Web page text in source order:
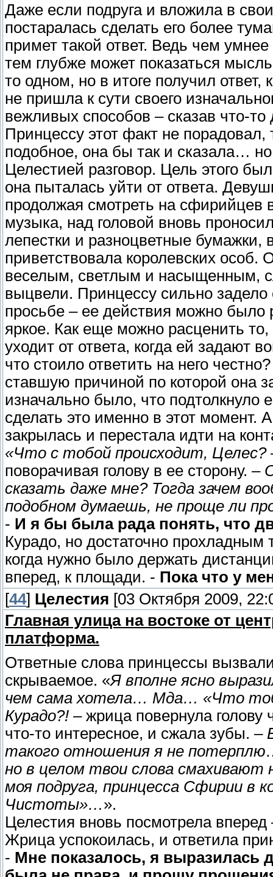
Даже если подруга и вложила в
постаралась сделать его более
примет такой ответ. Ведь чем
тем глубже может показаться
то одном, но в итоге получил
не пришла к сути своего
вежливых способов – сказав что-
Принцессу этот факт не
подобное, она бы так и сказала…
Целестией разговор. Цель этого
она пыталась уйти от ответа.
продолжая смотреть на сфирийцев
музыка, над головой вновь
лепестки и разноцветные бумажки,
приветствовала королевских особ.
веселым, светлым и насыщенным,
выцвели. Принцессу сильно
просьбе – ее действия можно было
яркое. Как еще можно расценить
уходит от ответа, когда ей задают
что стоило ответить на него
ставшую причиной по которой она
изначально было, что подтолкнуло
сделать это именно в этот момент.
закрылась и перестала идти на
«Что с тобой происходит, Целес?
поворачивая голову в ее сторону. –
сказать даже мне? Тогда зачем
подобном думаешь, не проще ли
- И я бы была рада понять, что
Курадо, но достаточно
когда нужно было держать
вперед, к площади. - Пока что у
[44] Целестия [03 Октября 2009,
Главная улица на востоке от
платформа.
Ответные слова принцессы
скрываемое. «Я вполне ясно
чем сама хотела… Мда… «Что
Курадо?! – жрица повернула голову
что-то интересное, и сжала зубы. –
такого отношения я не
но в целом твои слова смахивают
моя подруга, принцесса Сфирии в
Чистоты»…».
Целестия вновь посмотрела
Жрица успокоилась, и ответила
- Мне показалось, я выразилась